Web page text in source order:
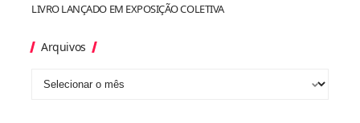
LIVRO LANÇADO EM EXPOSIÇÃO COLETIVA
Arquivos